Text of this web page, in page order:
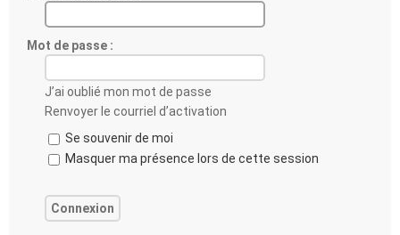
Mot de passe :
J’ai oublié mon mot de passe
Renvoyer le courriel d’activation
Se souvenir de moi
Masquer ma présence lors de cette session